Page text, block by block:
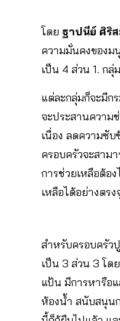
โดย ฐาปนีย์ ศิริ
ความมั่นคงของม
เป็น 4 ส่วน 1. ก
แต่ละกลุ่มก็จะมีก
จะประสานความ
เนื่อง ลดความซั
ครอบครัวจะสาม
การช่วยเหลือต้อ
เหลือได้อย่างต
สำหรับครอบครัว
เป็น 3 ส่วน 3 โด
แป้น มีการหารือ
ห้องน้ำ สนับสนุน